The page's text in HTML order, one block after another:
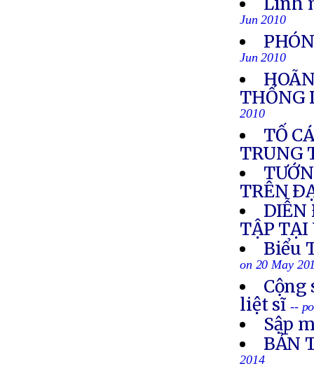
Jun 2010
Jun 2010
THỐNG
2010
TỐ
TRUNG
TRÊN
DIỄN
TẬP
Biểu
on 20 May
Cộng
liệt sĩ --
Sập
BẢN